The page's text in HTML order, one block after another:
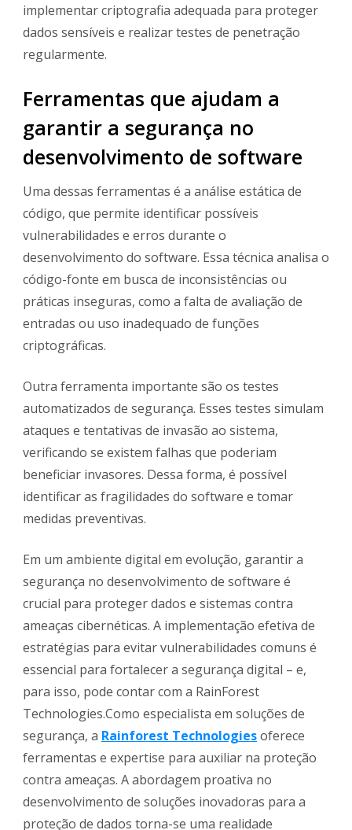
implementar criptografia adequada para proteger
dados sensíveis e realizar testes de penetração
regularmente.
Ferramentas que ajudam a
garantir a segurança no
desenvolvimento de software
Uma dessas ferramentas é a análise estática de
código, que permite identificar possíveis
vulnerabilidades e erros durante o
desenvolvimento do software. Essa técnica analisa o
código-fonte em busca de inconsistências ou
práticas inseguras, como a falta de avaliação de
entradas ou uso inadequado de funções
criptográficas.
Outra ferramenta importante são os testes
automatizados de segurança. Esses testes simulam
ataques e tentativas de invasão ao sistema,
verificando se existem falhas que poderiam
beneficiar invasores. Dessa forma, é possível
identificar as fragilidades do software e tomar
medidas preventivas.
Em um ambiente digital em evolução, garantir a
segurança no desenvolvimento de software é
crucial para proteger dados e sistemas contra
ameaças cibernéticas. A implementação efetiva de
estratégias para evitar vulnerabilidades comuns é
essencial para fortalecer a segurança digital – e,
para isso, pode contar com a RainForest
Technologies.Como especialista em soluções de
segurança, a Rainforest Technologiesoferece
ferramentas e expertise para auxiliar na proteção
contra ameaças. A abordagem proativa no
desenvolvimento de soluções inovadoras para a
proteção de dados torna-se uma realidade